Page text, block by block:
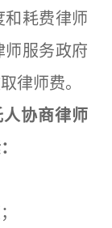
耗费律师
师服务政府
律师费。
协商律师